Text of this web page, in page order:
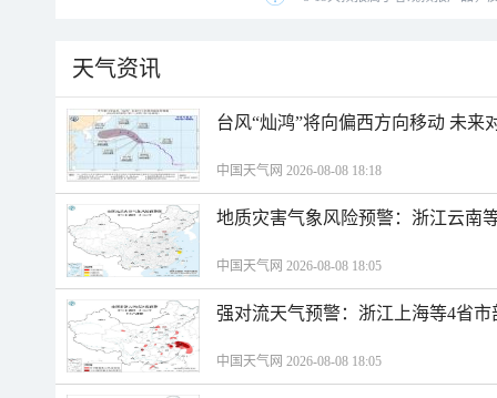
天气资讯
台风“灿鸿”将向偏西方向移动 未来
中国天气网 2026-08-08 18:18
地质灾害气象风险预警：浙江云南
中国天气网 2026-08-08 18:05
强对流天气预警：浙江上海等4省
中国天气网 2026-08-08 18:05